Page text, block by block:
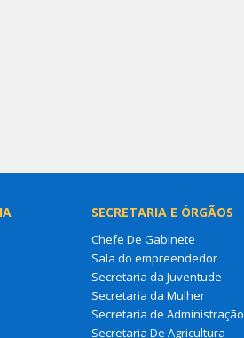
SECRETARIA E ÓRGÃOS
Chefe De Gabinete
Sala do empreendedor
Secretaria da Juventude
Secretaria da Mulher
Secretaria de Administração
Secretaria De Agricultura